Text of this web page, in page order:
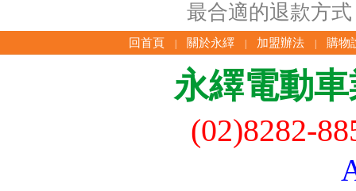
最合適的退款方
回首頁 關於永繹 加盟辦法 購物
永繹電動
(02)8282-